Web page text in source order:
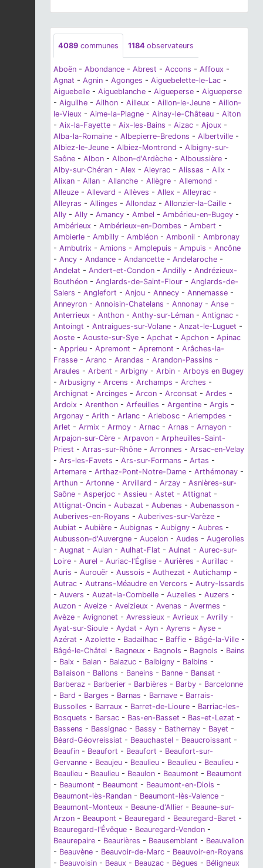
4089 communes 1184 observateurs
Aboën - Abondance - Abrest - Accons - Affoux -
Agnat - Agnin - Agonges - Aiguebelette-le-Lac -
Aiguebelle - Aigueblanche - Aigueperse - Aigueperse
- Aiguilhe - Ailhon - Ailleux - Aillon-le-Jeune - Aillon-
le-Vieux - Aime-la-Plagne - Ainay-le-Château - Aiton
- Aix-la-Fayette - Aix-les-Bains - Aizac - Ajoux -
Alba-la-Romaine - Albepierre-Bredons - Albertville -
Albiez-le-Jeune - Albiez-Montrond - Albigny-sur-
Saône - Albon - Albon-d'Ardèche - Alboussière -
Alby-sur-Chéran - Alex - Aleyrac - Alissas - Alix -
Alixan - Allan - Allanche - Allègre - Allemond -
Alleuze - Allevard - Allèves - Allex - Alleyrac -
Alleyras - Allinges - Allondaz - Allonzier-la-Caille -
Ally - Ally - Amancy - Ambel - Ambérieu-en-Bugey -
Ambérieux - Ambérieux-en-Dombes - Ambert -
Ambierle - Ambilly - Ambléon - Ambonil - Ambronay
- Ambutrix - Amions - Amplepuis - Ampuis - Ancône
- Ancy - Andance - Andancette - Andelaroche -
Andelat - Andert-et-Condon - Andilly - Andrézieux-
Bouthéon - Anglards-de-Saint-Flour - Anglards-de-
Salers - Anglefort - Anjou - Annecy - Annemasse -
Anneyron - Annoisin-Chatelans - Annonay - Anse -
Anterrieux - Anthon - Anthy-sur-Léman - Antignac -
Antoingt - Antraigues-sur-Volane - Anzat-le-Luguet -
Aoste - Aouste-sur-Sye - Apchat - Apchon - Apinac
- Apprieu - Apremont - Apremont - Arâches-la-
Frasse - Aranc - Arandas - Arandon-Passins -
Araules - Arbent - Arbigny - Arbin - Arboys en Bugey
- Arbusigny - Arcens - Archamps - Arches -
Archignat - Arcinges - Arcon - Arconsat - Ardes -
Ardoix - Arenthon - Arfeuilles - Argentine - Argis -
Argonay - Arith - Arlanc - Arlebosc - Arlempdes -
Arlet - Armix - Armoy - Arnac - Arnas - Arnayon -
Arpajon-sur-Cère - Arpavon - Arpheuilles-Saint-
Priest - Arras-sur-Rhône - Arronnes - Arsac-en-Velay
- Ars-les-Favets - Ars-sur-Formans - Artas -
Artemare - Arthaz-Pont-Notre-Dame - Arthémonay -
Arthun - Artonne - Arvillard - Arzay - Asnières-sur-
Saône - Asperjoc - Assieu - Astet - Attignat -
Attignat-Oncin - Aubazat - Aubenas - Aubenasson -
Auberives-en-Royans - Auberives-sur-Varèze -
Aubiat - Aubière - Aubignas - Aubigny - Aubres -
Aubusson-d'Auvergne - Aucelon - Audes - Augerolles
- Augnat - Aulan - Aulhat-Flat - Aulnat - Aurec-sur-
Loire - Aurel - Auriac-l'Église - Aurières - Aurillac -
Auris - Aurouër - Aussois - Authezat - Autichamp -
Autrac - Autrans-Méaudre en Vercors - Autry-Issards
- Auvers - Auzat-la-Combelle - Auzelles - Auzers -
Auzon - Aveize - Aveizieux - Avenas - Avermes -
Avèze - Avignonet - Avressieux - Avrieux - Avrilly -
Ayat-sur-Sioule - Aydat - Ayn - Ayrens - Ayse -
Azérat - Azolette - Badailhac - Baffie - Bâgé-la-Ville -
Bâgé-le-Châtel - Bagneux - Bagnols - Bagnols - Bains
- Baix - Balan - Balazuc - Balbigny - Balbins -
Ballaison - Ballons - Baneins - Banne - Bansat -
Barberaz - Barberier - Barbières - Barby - Barcelonne
- Bard - Barges - Barnas - Barnave - Barrais-
Bussolles - Barraux - Barret-de-Lioure - Barriac-les-
Bosquets - Barsac - Bas-en-Basset - Bas-et-Lezat -
Bassens - Bassignac - Bassy - Bathernay - Bayet -
Béard-Géovreissiat - Beauchastel - Beaucroissant -
Beaufin - Beaufort - Beaufort - Beaufort-sur-
Gervanne - Beaujeu - Beaulieu - Beaulieu - Beaulieu -
Beaulieu - Beaulieu - Beaulon - Beaumont - Beaumont
- Beaumont - Beaumont - Beaumont-en-Diois -
Beaumont-lès-Randan - Beaumont-lès-Valence -
Beaumont-Monteux - Beaune-d'Allier - Beaune-sur-
Arzon - Beaupont - Beauregard - Beauregard-Baret -
Beauregard-l'Évêque - Beauregard-Vendon -
Beaurepaire - Beaurières - Beausemblant - Beauvallon
- Beauvène - Beauvoir-de-Marc - Beauvoir-en-Royans
- Beauvoisin - Beaux - Beauzac - Bègues - Béligneux